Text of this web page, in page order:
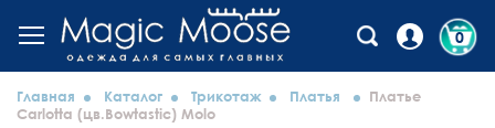
0
Главная Каталог Трикотаж Платья
Платье
Carlotta (цв.Bowtastic) Molo